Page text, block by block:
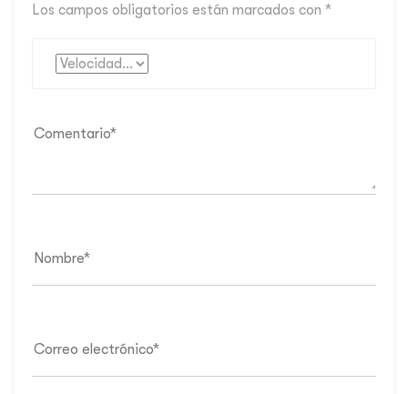
Los campos obligatorios están marcados con *